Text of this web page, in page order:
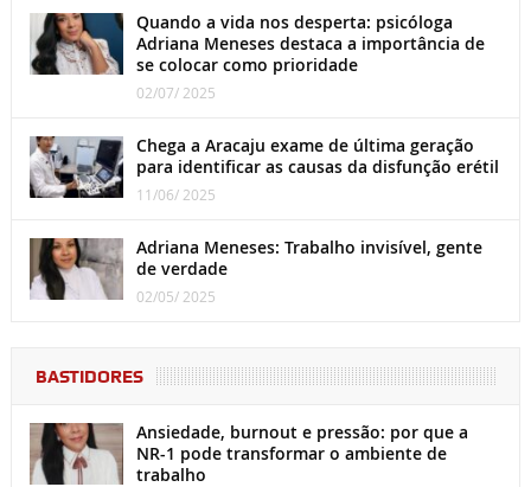
Quando a vida nos desperta: psicóloga
Adriana Meneses destaca a importância de
se colocar como prioridade
02/07/ 2025
Chega a Aracaju exame de última geração
para identificar as causas da disfunção erétil
11/06/ 2025
Adriana Meneses: Trabalho invisível, gente
de verdade
02/05/ 2025
BASTIDORES
Ansiedade, burnout e pressão: por que a
NR-1 pode transformar o ambiente de
trabalho